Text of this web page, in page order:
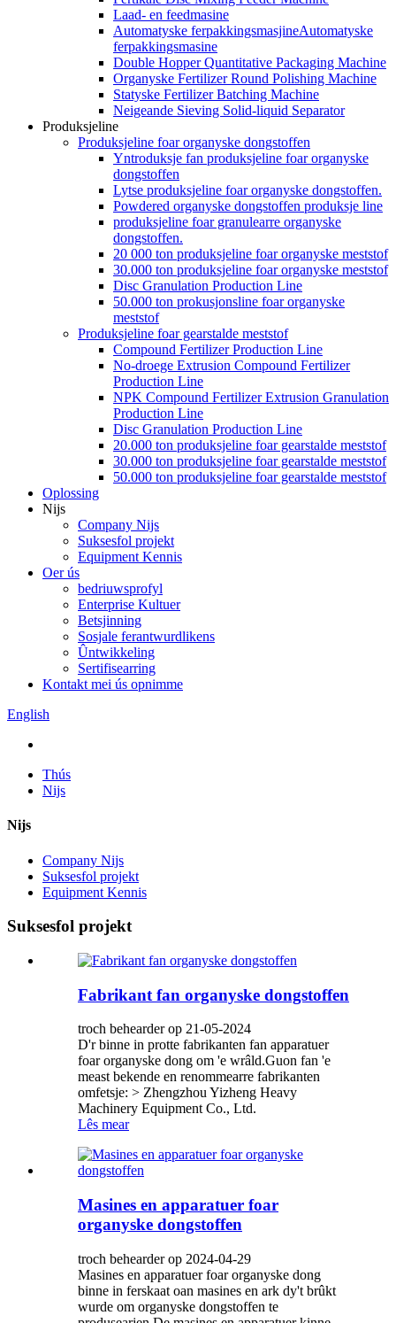
Laad- en feedmasine
Automatyske ferpakkingsmasjineAutomatyske
ferpakkingsmasine
Double Hopper Quantitative Packaging Machine
Organyske Fertilizer Round Polishing Machine
Statyske Fertilizer Batching Machine
Neigeande Sieving Solid-liquid Separator
Produksjeline
Produksjeline foar organyske dongstoffen
Yntroduksje fan produksjeline foar organyske
dongstoffen
Lytse produksjeline foar organyske dongstoffen.
Powdered organyske dongstoffen produksje line
produksjeline foar granulearre organyske
dongstoffen.
20 000 ton produksjeline foar organyske meststof
30.000 ton produksjeline foar organyske meststof
Disc Granulation Production Line
50.000 ton prokusjonsline foar organyske
meststof
Produksjeline foar gearstalde meststof
Compound Fertilizer Production Line
No-droege Extrusion Compound Fertilizer
Production Line
NPK Compound Fertilizer Extrusion Granulation
Production Line
Disc Granulation Production Line
20.000 ton produksjeline foar gearstalde meststof
30.000 ton produksjeline foar gearstalde meststof
50.000 ton produksjeline foar gearstalde meststof
Oplossing
Nijs
Company Nijs
Suksesfol projekt
Equipment Kennis
Oer ús
bedriuwsprofyl
Enterprise Kultuer
Betsjinning
Sosjale ferantwurdlikens
Ûntwikkeling
Sertifisearring
Kontakt mei ús opnimme
English
Thús
Nijs
Nijs
Company Nijs
Suksesfol projekt
Equipment Kennis
Suksesfol projekt
Fabrikant fan organyske dongstoffen
troch behearder op 21-05-2024
D'r binne in protte fabrikanten fan apparatuer
foar organyske dong om 'e wrâld.Guon fan 'e
meast bekende en renommearre fabrikanten
omfetsje: > Zhengzhou Yizheng Heavy
Machinery Equipment Co., Ltd.
Lês mear
Masines en apparatuer foar
organyske dongstoffen
troch behearder op 2024-04-29
Masines en apparatuer foar organyske dong
binne in ferskaat oan masines en ark dy't brûkt
wurde om organyske dongstoffen te